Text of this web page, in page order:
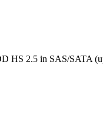
HS 2.5 in SAS/SATA